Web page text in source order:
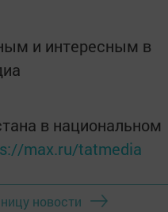
и интересным в
в национальном
max.ru/tatmedia
новости